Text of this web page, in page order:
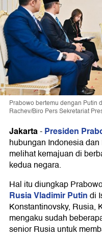
Prabowo bertemu dengan Putin
Rachev/Biro Pers Sekretariat
Jakarta-Presiden
hubungan Indonesia
melihat kemajuan di
kedua negara.
Hal itu diungkap
Rusia Vladimir Putindi
Konstantinovsky, Rusia,
mengaku sudah
senior Rusia untuk